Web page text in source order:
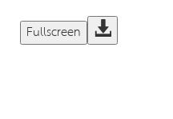
Fullscreen